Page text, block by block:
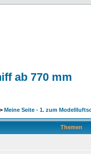
ab 770 mm
Meine Seite - 1. zum
Themen